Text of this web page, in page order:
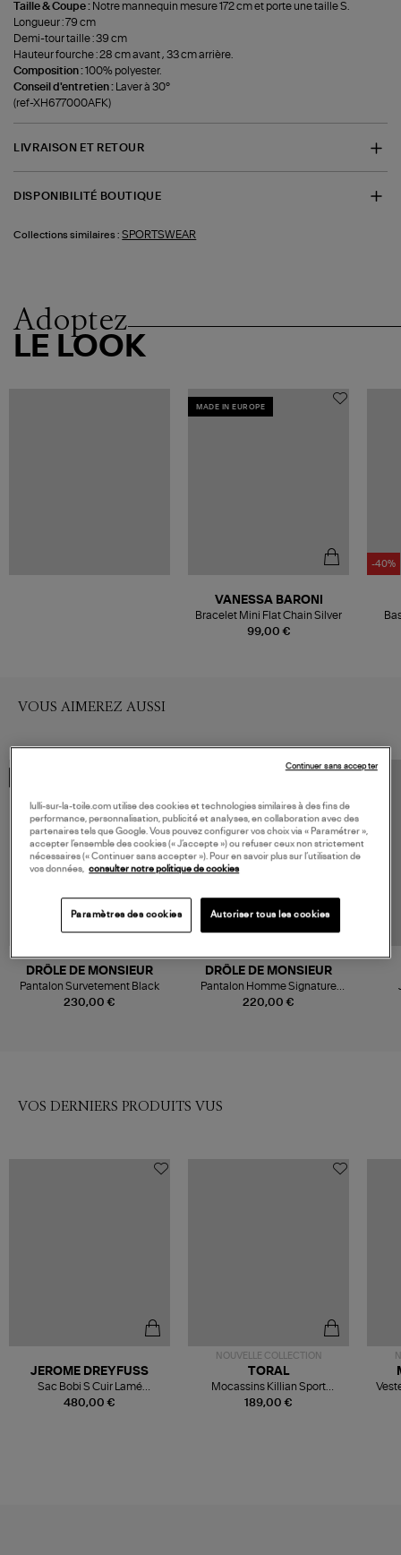
Taille & Coupe : Notre mannequin mesure 172 cm et porte une taille S.
Longueur : 79 cm
Demi-tour taille : 39 cm
Hauteur fourche : 28 cm avant , 33 cm arrière.
Composition :100% polyester.
Conseil d'entretien : Laver à 30°
(ref-XH677000AFK)
LIVRAISON ET RETOUR
DISPONIBILITÉ BOUTIQUE
Collections similaires : SPORTSWEAR
Adoptez
LE LOOK
MADE IN EUROPE
99,00 €
VANESSA BARONI
Bracelet Mini Flat Chain Silver
-40%
VOUS AIMEREZ AUSSI
230,00 €
DRÔLE DE MONSIEUR
Pantalon Survetement Black
220,00 €
DRÔLE DE MONSIEUR
Pantalon Homme Signature
Noir
VOS DERNIERS PRODUITS VUS
480,00 €
JEROME DREYFUSS
Sac Bobi S Cuir Lamé
Champagne
NOUVELLE COLLECTION
189,00 €
TORAL
Mocassins Killian Sport
Mousse
lulli-sur-la-toile.com utilise des cookies et technologies similaires à des fins de
performance, personnalisation, publicité et analyses, en collaboration avec des
partenaires tels que Google. Vous pouvez configurer vos choix via « Paramétrer »,
accepter l’ensemble des cookies (« J’accepte ») ou refuser ceux non strictement
nécessaires (« Continuer sans accepter »). Pour en savoir plus sur l’utilisation de
vos données, consulter notre politique de cookies
Paramètres des cookies Autoriser tous les cookies
Continuer sans accepter